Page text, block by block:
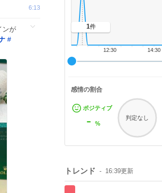
6:13
ンが
#
14:30
12:30
1件
感情の割合
ポジティブ
- %
判定なし
トレンド 16:39更新